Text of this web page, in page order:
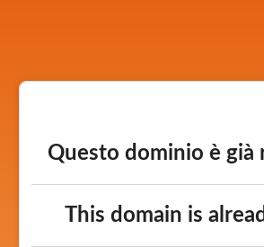
Questo dominio è già
This domain is